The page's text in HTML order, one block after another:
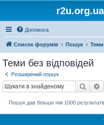
Допомога
Список форумів Пошук Теми
Теми без відповідей
Розширений пошук
Пошук
Пошук дав більше ніж 1000